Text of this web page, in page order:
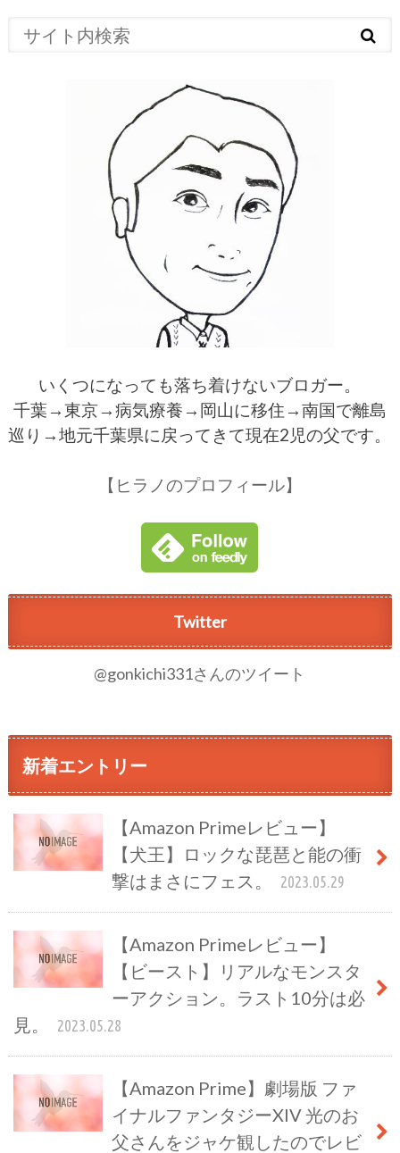
いくつになっても落ち着けないブロガー。
千葉→東京→病気療養→岡山に移住→南国で離島
巡り→地元千葉県に戻ってきて現在2児の父です。
【ヒラノのプロフィール】
Twitter
@gonkichi331さんのツイート
新着エントリー
【Amazon Primeレビュー】
【犬王】ロックな琵琶と能の衝
撃はまさにフェス。
2023.05.29
【Amazon Primeレビュー】
【ビースト】リアルなモンスタ
ーアクション。ラスト10分は必
見。
2023.05.28
【Amazon Prime】劇場版 ファ
イナルファンタジーXIV 光のお
父さんをジャケ観したのでレビ